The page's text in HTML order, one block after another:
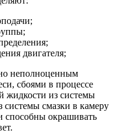
двигателя;
неполноценным
сбоями в процессе
жидкости из системы
системы смазки в камеру
способны окрашивать